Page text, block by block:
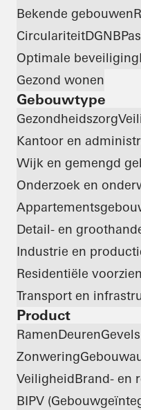
Bekende gebouwen
CirculariteitDGNB
Optimale beveiliging
Gezond wonen
Gebouwtype
Gezondheidszorg
Kantoor en
Wijk en gemengd
Onderzoek en
Detail- en
Industrie en
Residentiële
Transport en
Product
RamenDeurenGevels
Zonwering
VeiligheidBrand- en
BIPV